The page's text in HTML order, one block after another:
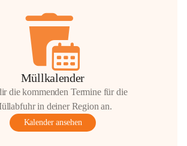
Müllkalender
die kommenden Termine für die
in deiner Region an.
Kalender ansehen